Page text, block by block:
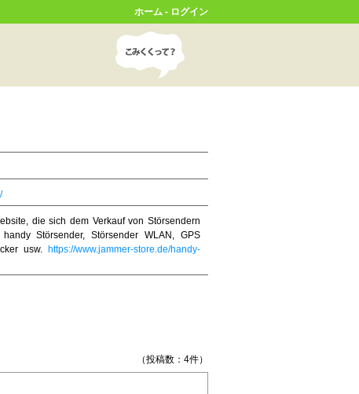
ホーム - ログイン
die sich dem Verkauf von Störsendern
Störsender, Störsender WLAN, GPS
usw. https://www.jammer-store.de/handy-
（投稿数：4件）